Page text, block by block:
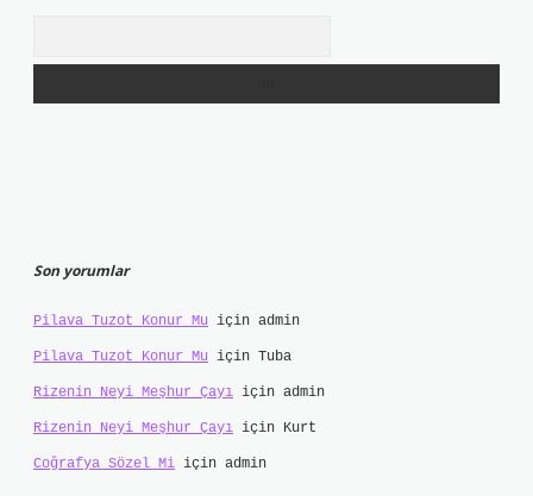
Son yorumlar
Pilava Tuzot Konur Mu için admin
Pilava Tuzot Konur Mu için Tuba
Rizenin Neyi Meşhur Çayı için admin
Rizenin Neyi Meşhur Çayı için Kurt
Coğrafya Sözel Mi için admin